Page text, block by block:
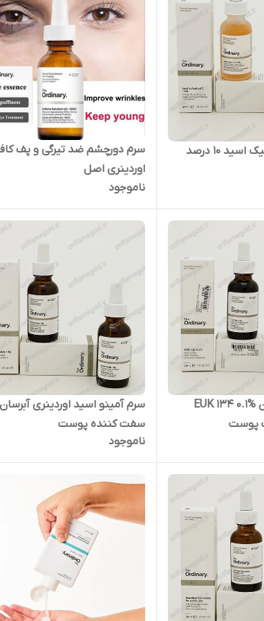
سرم لایه بردار لاکتیک اسید 10 درصد
سرم دورچشم ضد تیرگی و پف
اوردینری اصل
ناموجود
سرم آنتی اکسیدان EUK 134 0.1%
پوست
سرم آمینو اسید اوردینری
سفت کننده پوست
ناموجود